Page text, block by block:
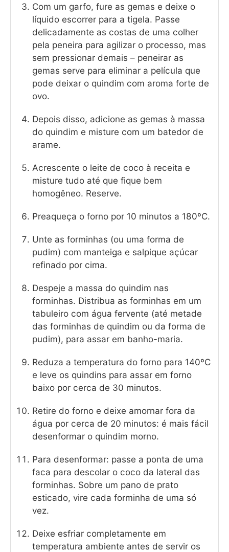
Com um garfo, fure as gemas e deixe o
líquido escorrer para a tigela. Passe
delicadamente as costas de uma colher
pela peneira para agilizar o processo, mas
sem pressionar demais – peneirar as
gemas serve para eliminar a película que
pode deixar o quindim com aroma forte de
ovo.
Depois disso, adicione as gemas à massa
do quindim e misture com um batedor de
arame.
Acrescente o leite de coco à receita e
misture tudo até que fique bem
homogêneo. Reserve.
Preaqueça o forno por 10 minutos a 180ºC.
Unte as forminhas (ou uma forma de
pudim) com manteiga e salpique açúcar
refinado por cima.
Despeje a massa do quindim nas
forminhas. Distribua as forminhas em um
tabuleiro com água fervente (até metade
das forminhas de quindim ou da forma de
pudim), para assar em banho-maria.
Reduza a temperatura do forno para 140ºC
e leve os quindins para assar em forno
baixo por cerca de 30 minutos.
Retire do forno e deixe amornar fora da
água por cerca de 20 minutos: é mais fácil
desenformar o quindim morno.
Para desenformar: passe a ponta de uma
faca para descolar o coco da lateral das
forminhas. Sobre um pano de prato
esticado, vire cada forminha de uma só
vez.
Deixe esfriar completamente em
temperatura ambiente antes de servir os